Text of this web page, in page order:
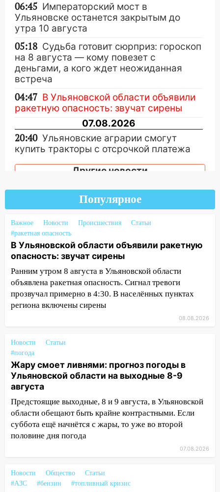
06:45 Императорский мост в
Ульяновске останется закрытым до
утра 10 августа
05:18 Судьба готовит сюрприз: гороскоп
на 8 августа — кому повезет с
деньгами, а кого ждет неожиданная
встреча
04:47 В Ульяновской области объявили
ракетную опасность: звучат сирены
07.08.2026
20:40 Ульяновские аграрии смогут
купить тракторы с отсрочкой платежа
состоялось торжественное
мероприятие, приуроченное к
празднованию Дня сотрудника органов
следствия Российской Федерации
19:30
Ульяновцев приглашают
поддержать «Симбирскую чебурашку»
на фестивале «ФормАРТ»
18:11 Ульяновская область стала
пилотным регионом проекта
«Культурное долголетие»
новых аппаратов ИВЛ
16:51
ремонтируют дороги, ставят остановки
и проводят новое освещение
16:35 В Ульяновске установили ещё
девять бункеров для крупногабаритного
мусора
16:26 В Ульяновске бесплатно покажут
16:12
В Ульяновском госуниверситете
разработают отечественный прибор для
Другие новости
Популярное
Важное Новости Происшествия
Статьи
#ракетная опасность
В Ульяновской области объявили ракетную
опасность: звучат сирены
Ранним утром 8 августа в Ульяновской области
объявлена ракетная опасность. Сигнал тревоги
прозвучал примерно в 4:30. В населённых пунктах
региона включены сирены
08.08.2026
Новости
Статьи
#погода
Жару смоет ливнями: прогноз погоды в
Ульяновской области на выходные 8-9
августа
Предстоящие выходные, 8 и 9 августа, в Ульяновской
области обещают быть крайне контрастными. Если
суббота ещё начнётся с жары, то уже во второй
половине дня погода
07.08.2026
Новости Общество
Статьи
#АЗС
#бензин #топливный кризис